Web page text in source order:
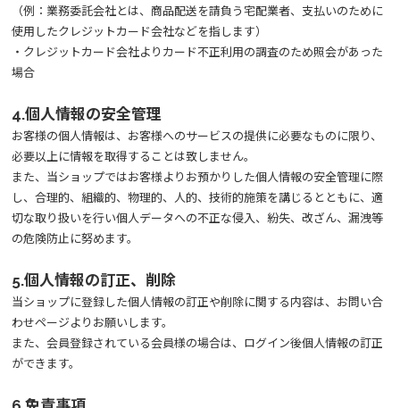
（例：業務委託会社とは、商品配送を請負う宅配業者、支払いのために
使用したクレジットカード会社などを指します）
・クレジットカード会社よりカード不正利用の調査のため照会があった
場合
4.個人情報の安全管理
お客様の個人情報は、お客様へのサービスの提供に必要なものに限り、
必要以上に情報を取得することは致しません。
また、当ショップではお客様よりお預かりした個人情報の安全管理に際
し、合理的、組織的、物理的、人的、技術的施策を講じるとともに、適
切な取り扱いを行い個人データへの不正な侵入、紛失、改ざん、漏洩等
の危険防止に努めます。
5.個人情報の訂正、削除
当ショップに登録した個人情報の訂正や削除に関する内容は、お問い合
わせページよりお願いします。
また、会員登録されている会員様の場合は、ログイン後個人情報の訂正
ができます。